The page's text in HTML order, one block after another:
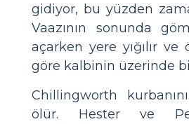
gidiyor, bu yüzden
Vaazının sonunda
açarken yere yığılır ve
göre kalbinin üzerinde
Chillingworth
ölür. Hester ve